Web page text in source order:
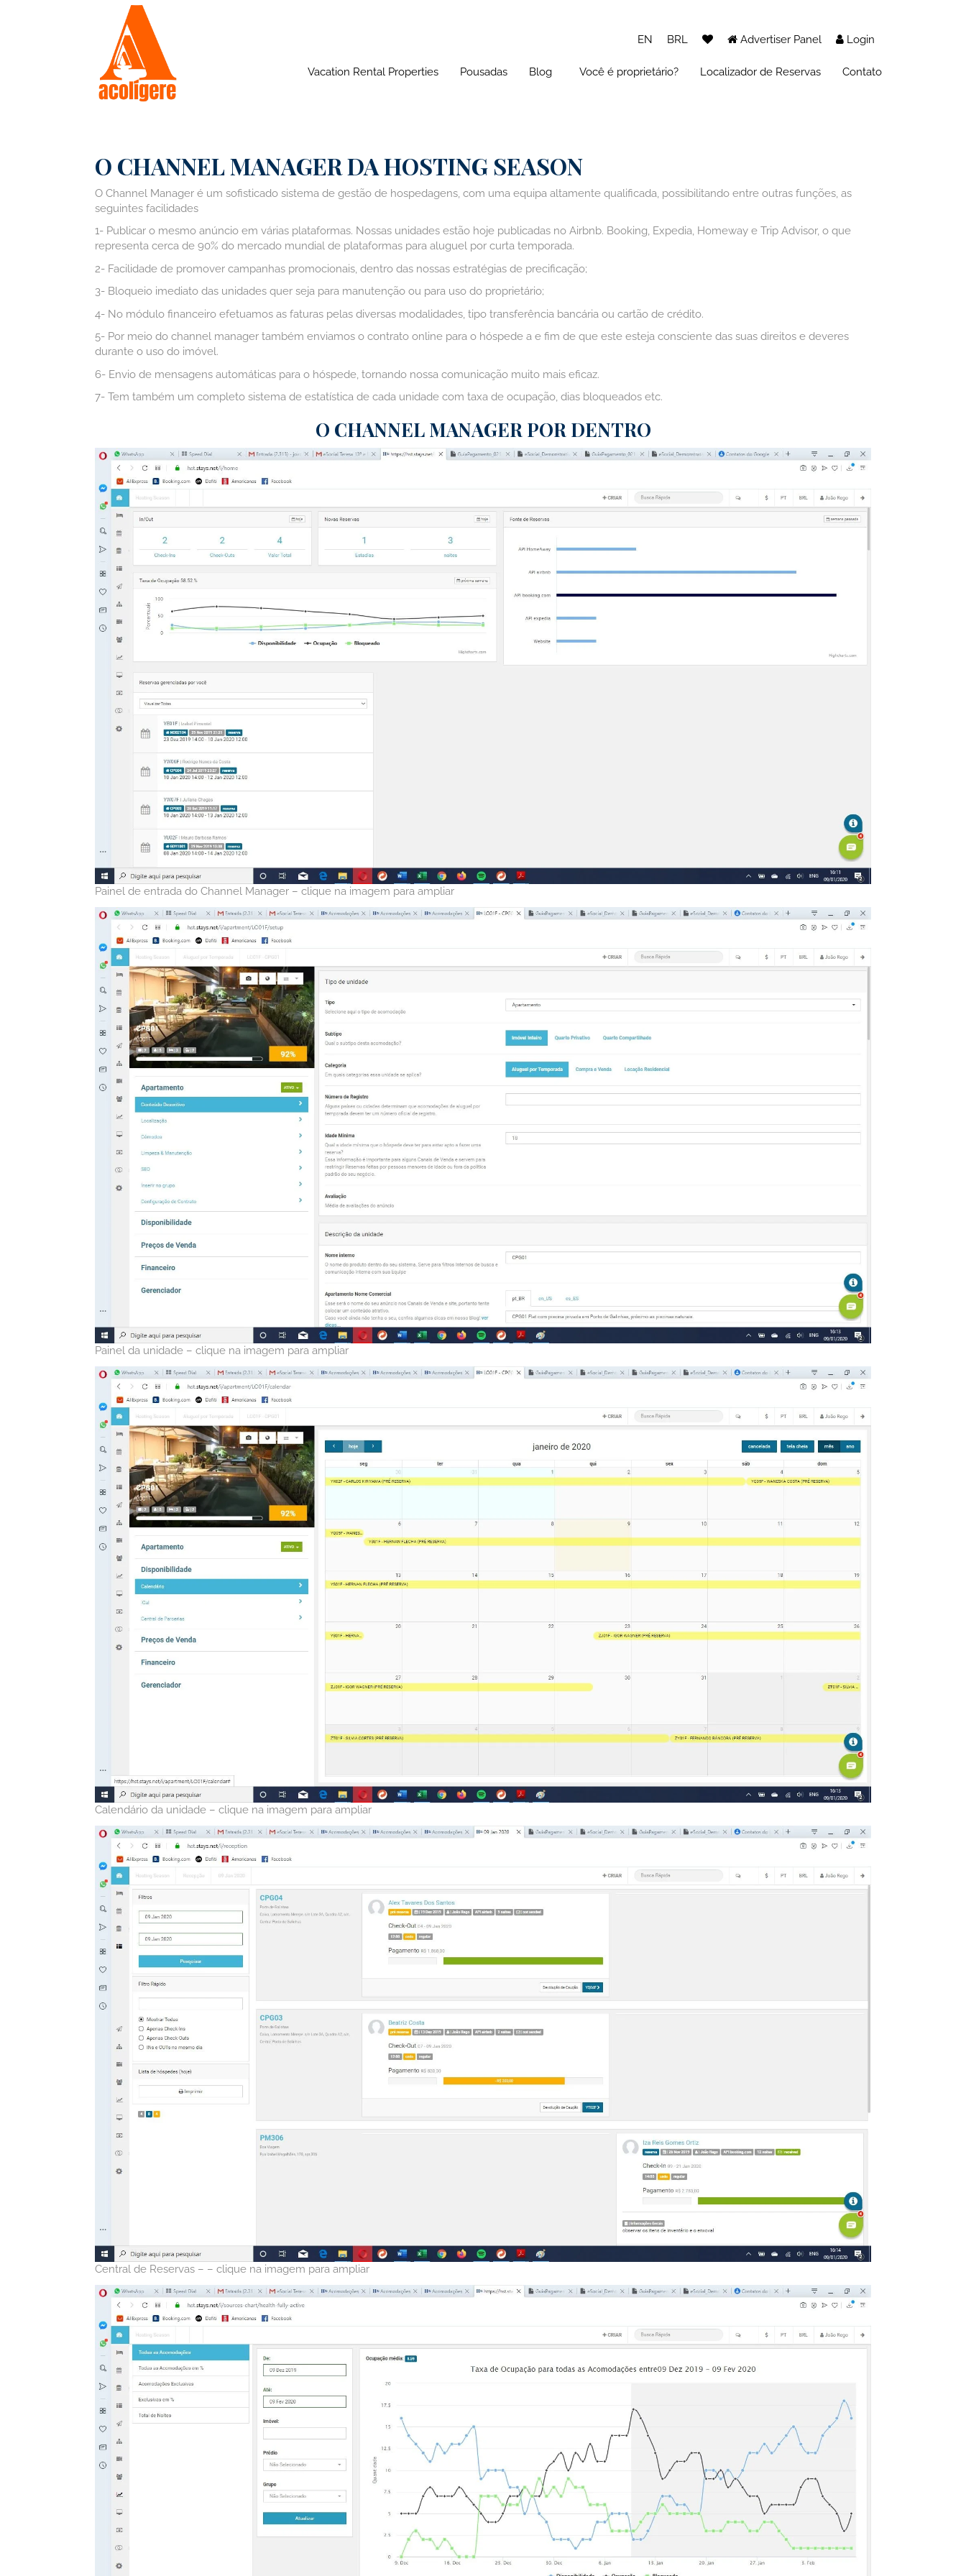
EN BRL Advertiser Panel Login
Vacation Rental Properties
São Paulo
Pousadas
Blog
Você é proprietário? Localizador de Reservas Contato
O CHANNEL MANAGER DA HOSTING SEASON
O Channel Manager é um sofisticado sistema de gestão de hospedagens, com uma equipa altamente qualificada, possibilitando entre outras funções, as
seguintes facilidades
1- Publicar o mesmo anúncio em várias plataformas. Nossas unidades estão hoje publicadas no Airbnb. Booking, Expedia, Homeway e Trip Advisor, o que
representa cerca de 90% do mercado mundial de plataformas para aluguel por curta temporada.
2- Facilidade de promover campanhas promocionais, dentro das nossas estratégias de precificação;
3- Bloqueio imediato das unidades quer seja para manutenção ou para uso do proprietário;
4- No módulo financeiro efetuamos as faturas pelas diversas modalidades, tipo transferência bancária ou cartão de crédito.
5- Por meio do channel manager também enviamos o contrato online para o hóspede a e fim de que este esteja consciente das suas direitos e deveres
durante o uso do imóvel.
6- Envio de mensagens automáticas para o hóspede, tornando nossa comunicação muito mais eficaz.
7- Tem também um completo sistema de estatística de cada unidade com taxa de ocupação, dias bloqueados etc.
O CHANNEL MANAGER POR DENTRO
Painel de entrada do Channel Manager – clique na imagem para ampliar
Painel da unidade – clique na imagem para ampliar
Calendário da unidade – clique na imagem para ampliar
Central de Reservas – – clique na imagem para ampliar